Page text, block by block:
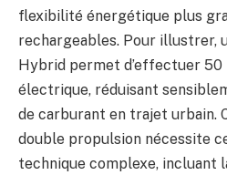
flexibilité énergétique plus
rechargeables. Pour illustrer,
Hybrid permet d’effectuer 50
électrique, réduisant
de carburant en trajet urbain.
double propulsion nécessite
technique complexe, incluant